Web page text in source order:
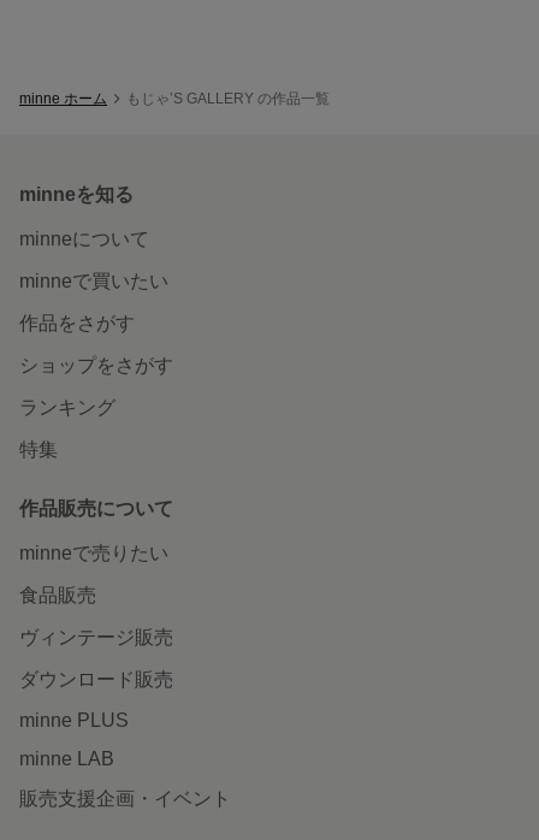
minne ホーム もじゃ’S GALLERY の作品一覧
minneを知る
minneについて
minneで買いたい
作品をさがす
ショップをさがす
ランキング
特集
作品販売について
minneで売りたい
食品販売
ヴィンテージ販売
ダウンロード販売
minne PLUS
minne LAB
販売支援企画・イベント